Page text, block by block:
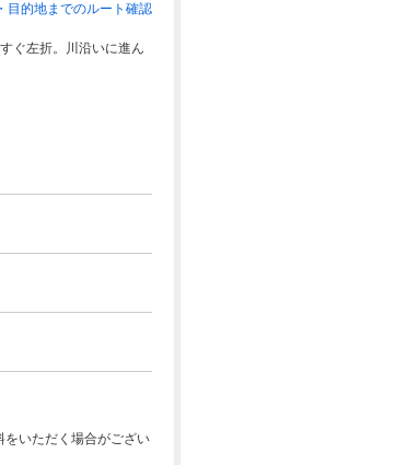
目的地までのルート確認
ぐ左折。川沿いに進ん
をいただく場合がござい